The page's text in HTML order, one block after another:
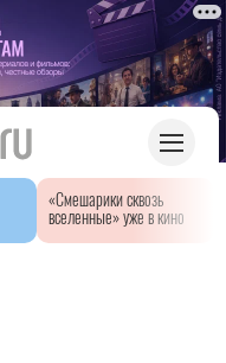
«Смешарики сквозь
вселенные» уже в кино